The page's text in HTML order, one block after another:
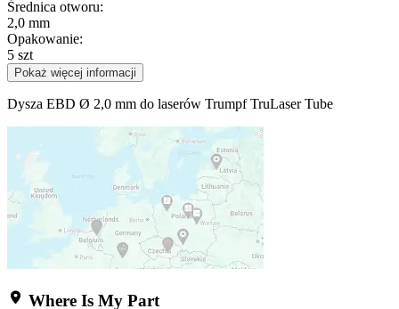
Średnica otworu:
2,0 mm
Opakowanie:
5 szt
Pokaż więcej informacji
Dysza EBD Ø 2,0 mm do laserów Trumpf TruLaser Tube
Where Is My Part